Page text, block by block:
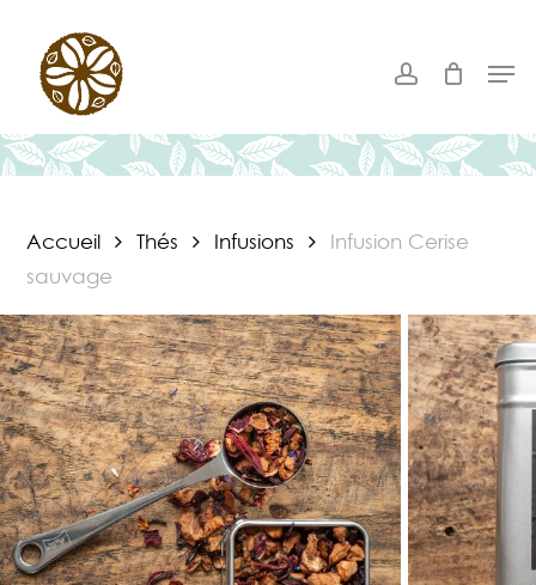
main
content
Accueil Thés Infusions
Infusion Cerise
sauvage